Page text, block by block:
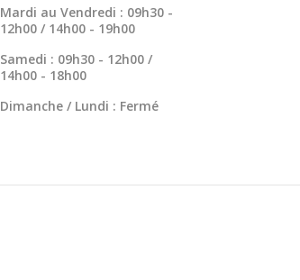
Mardi au Vendredi : 09h30 -
12h00 / 14h00 - 19h00
Samedi : 09h30 - 12h00 /
14h00 - 18h00
Dimanche / Lundi : Fermé